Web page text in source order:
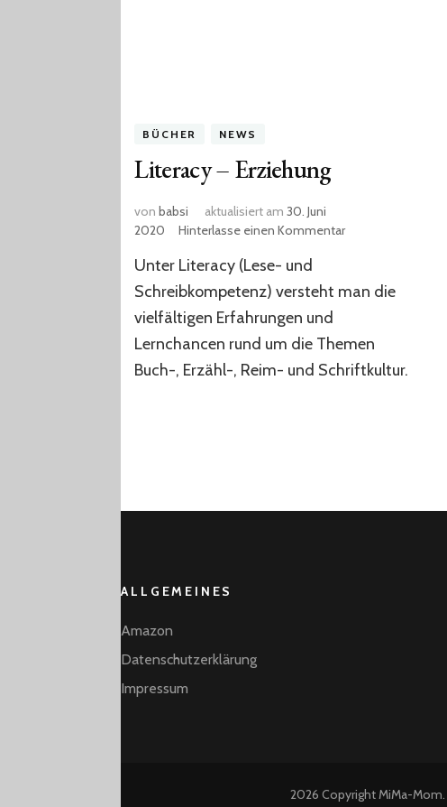
BÜCHER NEWS
Literacy – Erziehung
vonbabsi aktualisiert am30. Juni
2020
Hinterlasse einen Kommentarzu
Erziehung
Unter Literacy (Lese- und
Schreibkompetenz) versteht man die
vielfältigen Erfahrungen und
Lernchancen rund um die Themen
Buch-, Erzähl-, Reim- und Schriftkultur.
ALLGEMEINES
Amazon
Datenschutzerklärung
Impressum
2026 CopyrightMiMa-Mom.